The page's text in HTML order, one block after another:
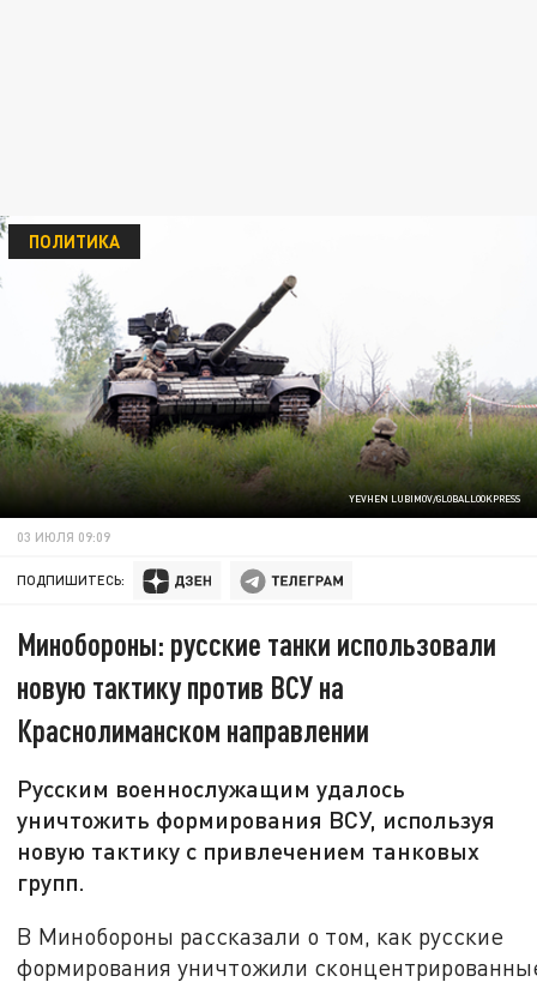
YEVHEN LUBIMOV/GLOBALLOOKPRESS
ПОЛИТИКА
03 ИЮЛЯ 09:09
ПОДПИШИТЕСЬ:
Минобороны: русские танки использовали
новую тактику против ВСУ на
Краснолиманском направлении
Русским военнослужащим удалось
уничтожить формирования ВСУ, используя
новую тактику с привлечением танковых
групп.
В Минобороны рассказали о том, как русские
формирования уничтожили